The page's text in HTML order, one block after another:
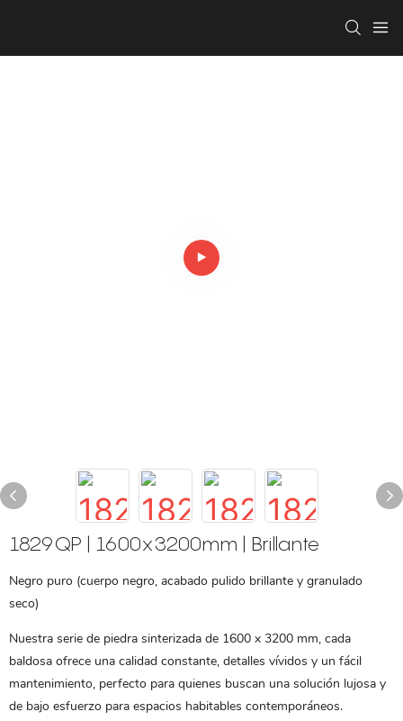
1829QP | 1600x3200mm | Brillante
Negro puro (cuerpo negro, acabado pulido brillante y granulado
seco)
Nuestra serie de piedra sinterizada de 1600 x 3200 mm, cada
baldosa ofrece una calidad constante, detalles vívidos y un fácil
mantenimiento, perfecto para quienes buscan una solución lujosa y
de bajo esfuerzo para espacios habitables contemporáneos.